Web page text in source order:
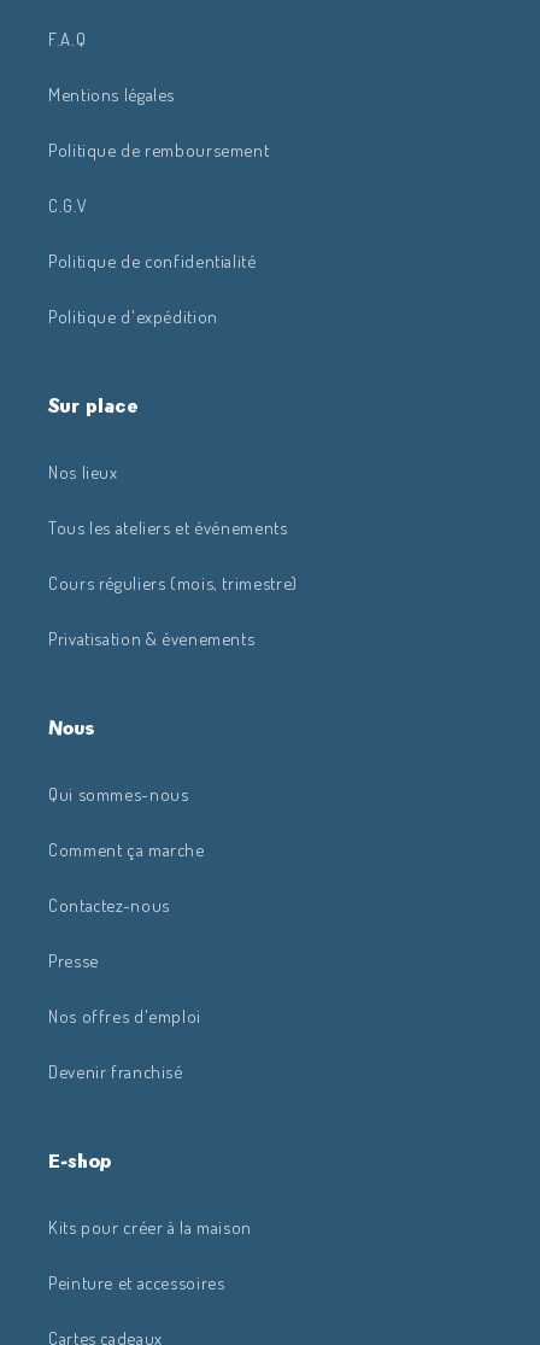
F.A.Q
Mentions légales
Politique de remboursement
C.G.V
Politique de confidentialité
Politique d'expédition
Sur place
Nos lieux
Tous les ateliers et événements
Cours réguliers (mois, trimestre)
Privatisation & évenements
Nous
Qui sommes-nous
Comment ça marche
Contactez-nous
Presse
Nos offres d'emploi
Devenir franchisé
E-shop
Kits pour créer à la maison
Peinture et accessoires
Cartes cadeaux